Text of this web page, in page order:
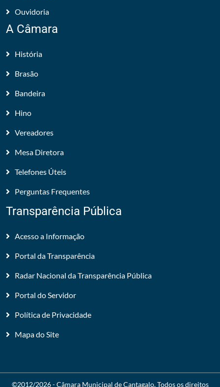
Ouvidoria
A Câmara
História
Brasão
Bandeira
Hino
Vereadores
Mesa Diretora
Telefones Úteis
Perguntas Frequentes
Transparência Pública
Acesso a Informação
Portal da Transparência
Radar Nacional da Transparência Pública
Portal do Servidor
Política de Privacidade
Mapa do Site
©2012/2026 -Câmara Municipal de Cantagalo. Todos os direitos